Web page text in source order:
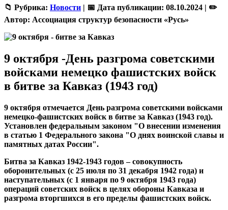
📁 Рубрика: Новости | 📅 Дата публикации: 08.10.2024 | ✏️
Автор: Ассоциация структур безопасности «Русь»
9 октября -День разгрома советскими
войсками немецко фашистских войск
в битве за Кавказ (1943 год)
9 октября отмечается День разгрома советскими войсками
немецко-фашистских войск в битве за Кавказ (1943 год).
Установлен федеральным законом "О внесении изменения
в статью 1 Федерального закона "О днях воинской славы и
памятных датах России".
Битва за Кавказ 1942-1943 годов – совокупность
оборонительных (с 25 июля по 31 декабря 1942 года) и
наступательных (с 1 января по 9 октября 1943 года)
операций советских войск в целях обороны Кавказа и
разгрома вторгшихся в его пределы фашистских войск.